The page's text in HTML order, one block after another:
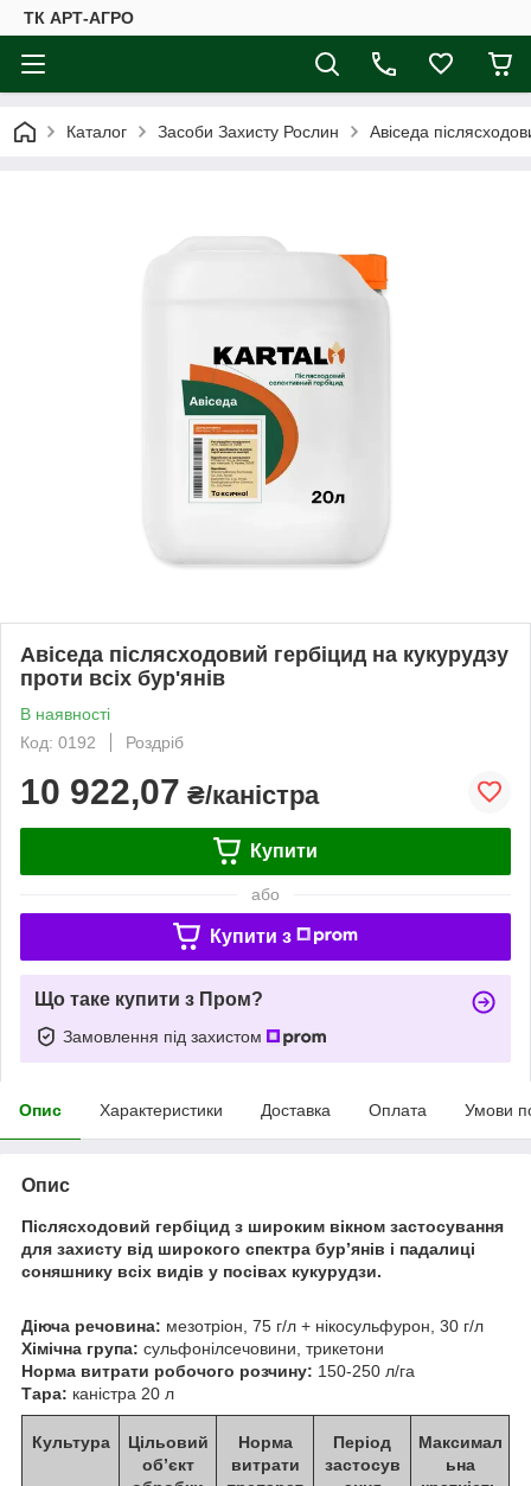
ТК АРТ-АГРО
Каталог Засоби Захисту Рослин Авіседа
Авіседа післясходовий гербіцид на кукурудзу
проти всіх бур'янів
В наявності
Код: 0192
Роздріб
10 922,07 ₴/каністра
Купити
або
Купити з
Що таке купити з Пром?
Замовлення під захистом
Опис Характеристики Доставка Оплата Умови
Опис
Післясходовий гербіцид з широким вікном застосування
для захисту від широкого спектра бур’янів і падалиці
соняшнику всіх видів у посівах кукурудзи.
Діюча речовина: мезотріон, 75 г/л + нікосульфурон, 30 г/л
Хімічна група: сульфонілсечовини, трикетони
Норма витрати робочого розчину: 150-250 л/га
Тара: каністра 20 л
Культура
Цільовий
об’єкт
Норма
витрати
Період
застосув
Максимал
ьна